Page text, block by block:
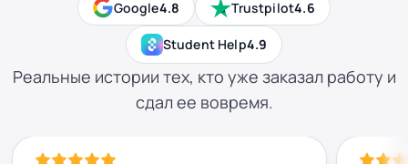
Google4.8 Trustpilot4.6
Student Help4.9
Реальные истории тех, кто уже заказал работу и
сдал ее вовремя.